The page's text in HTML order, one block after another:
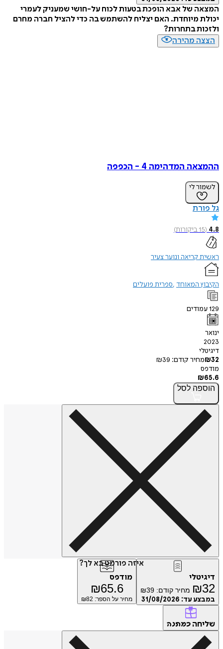
של אבא הופכת בטעות לכוח על-חושי שמעניק לעמרי
מיוחדת. האם יצליח להשתמש בה כדי להציל חברה מחרם
בתחרות?
מהירה
המדהימה 4 - הכפפה
לי
ביקורות)
קריאה ונוער צעיר
המאוחד ספרית פועלים
קודם:
₪39
לסל
איזה פורמט בא לך?
₪ מחיר קודם: ₪39
עד:31/08/2026
מודפס
₪65.6
מחיר על הספר: ₪82
כמתנה